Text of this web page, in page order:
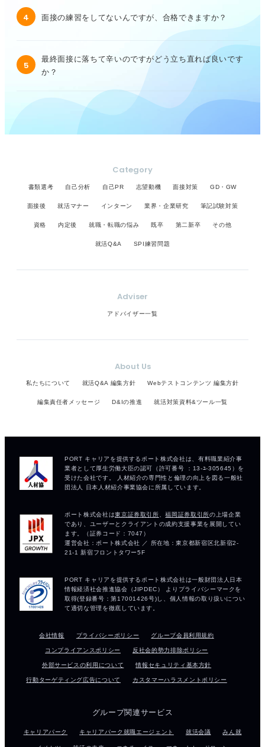
4 面接の練習をしてないんですが、合格できますか？
5
最終面接に落ちて辛いのですがどう立ち直れば良いです
か？
Category
書類選考 自己分析 自己PR 志望動機 面接対策 GD・GW
面接後 就活マナー インターン 業界・企業研究 筆記試験対策
資格 内定後 就職・転職の悩み 既卒 第二新卒 その他
就活Q&A SPI練習問題
Adviser
アドバイザー一覧
About Us
私たちについて 就活Q&A 編集方針 Webテストコンテンツ 編集方針
編集責任者メッセージ D&Iの推進 就活対策資料&ツール一覧
会社情報 プライバシーポリシー グループ会員利用規約
コンプライアンスポリシー 反社会的勢力排除ポリシー
外部サービスの利用について 情報セキュリティ基本方針
行動ターゲティング広告について カスタマーハラスメントポリシー